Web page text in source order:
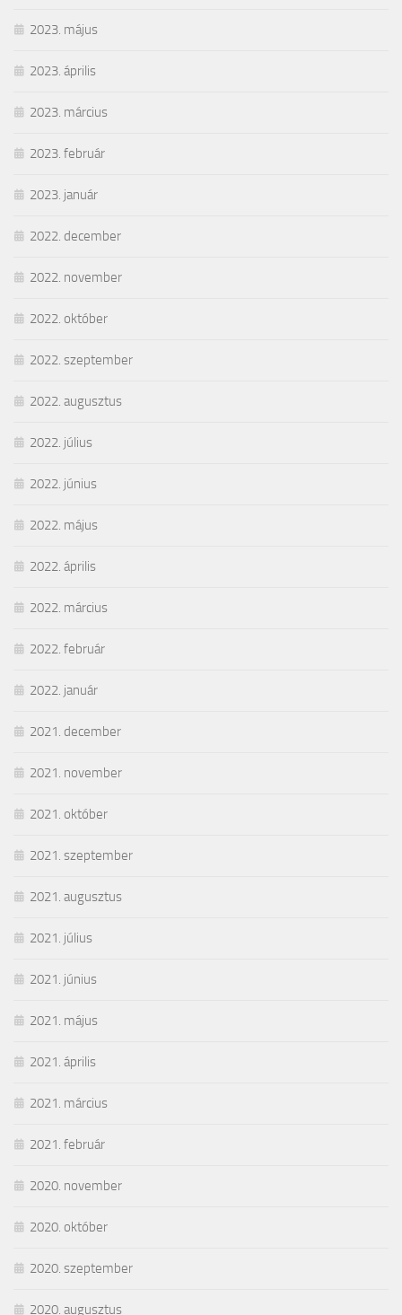
2023. május
2023. április
2023. március
2023. február
2023. január
2022. december
2022. november
2022. október
2022. szeptember
2022. augusztus
2022. július
2022. június
2022. május
2022. április
2022. március
2022. február
2022. január
2021. december
2021. november
2021. október
2021. szeptember
2021. augusztus
2021. július
2021. június
2021. május
2021. április
2021. március
2021. február
2020. november
2020. október
2020. szeptember
2020. augusztus